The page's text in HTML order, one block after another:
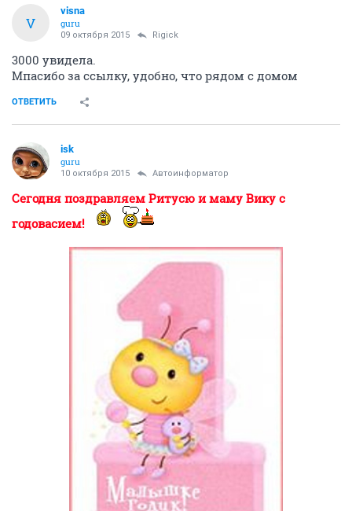
V
visna
guru
09 октября 2015 Rigick
3000 увидела.
Мпасибо за ссылку, удобно, что рядом с домом
ОТВЕТИТЬ
isk
guru
10 октября 2015 Автоинформатор
Сегодня поздравляем Ритусю и маму Вику с
годовасием!